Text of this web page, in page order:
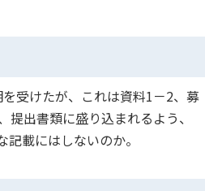
受けたが、これは資料1－2、募
出書類に盛り込まれるよう、
載にはしないのか。